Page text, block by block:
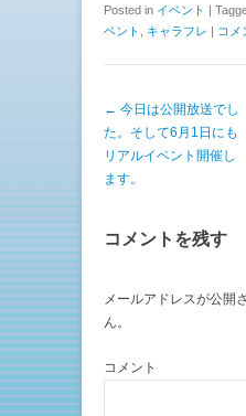
し
て
T
i
e
r
で
共
有
ィ
ン
開
b
o
o
で
す
る
に
は
ク
く
だ
新
ド
Posted in イベント |
ベント
キャラフレ | コメ
投稿ナビゲーション
← 今日は公開放送でし
た。そして6月1日にも
リアルイベント開催し
ます。
コメントを残す
メールアドレスが公開
ん。
コメント